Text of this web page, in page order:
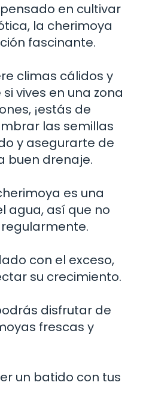
en cultivar
la cherimoya
fascinante.
climas cálidos y
vives en una zona
¡estás de
las semillas
y asegurarte de
buen drenaje.
es una
agua, así que no
con el exceso,
su crecimiento.
disfrutar de
frescas y
un batido con tus